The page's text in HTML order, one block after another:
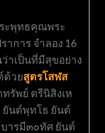
ะพุทธคุณพระ
าการ จำลอง 16
าเป็นที่มีสุขอย่าง
ด้วยสูตรโสฬส
รัพย์ ตรีนิสิงเห
ยันต์พุทโธ ยันต์
ารมี๓๐ทัศ ยันต์